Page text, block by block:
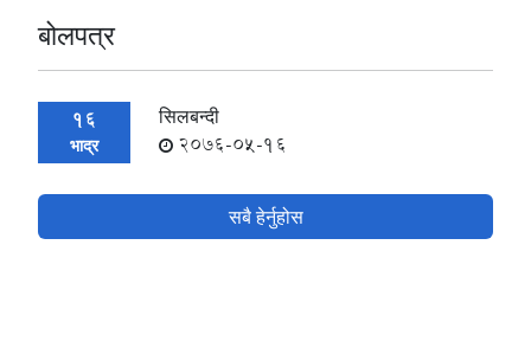
बोलपत्र
16
भाद्र
सिलबन्दी
2076-05-16
सबै हेर्नुहोस